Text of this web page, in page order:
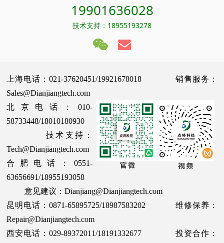
19901636028
技术支持：18955193278
上海电话：021-37620451/19921678018 销售服务：
Sales@Dianjiangtech.com
北京电话：010-
58733448/18010180930
技术支持：
Tech@Dianjiangtech.com
合肥电话：0551-
63656691/18955193058
意见建议：Dianjiang@Dianjiangtech.com
昆明电话：0871-65895725/18987583202 维修保养：
Repair@Dianjiangtech.com
西安电话：029-89372011/18191332677 投资合作：